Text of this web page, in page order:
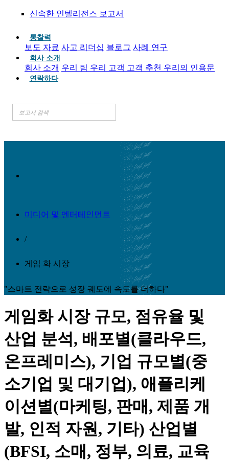
신속한 인텔리전스 보고서
통찰력
보도 자료 사고 리더십 블로그 사례 연구
회사 소개
회사 소개 우리 팀 우리 고객 고객 추천 우리의 인용문
연락하다
미디어 및 엔터테인먼트
/
게임 화 시장
"스마트 전략으로 성장 궤도에 속도를 더하다"
게임화 시장 규모, 점유율 및
산업 분석, 배포별(클라우드,
온프레미스), 기업 규모별(중
소기업 및 대기업), 애플리케
이션별(마케팅, 판매, 제품 개
발, 인적 자원, 기타) 산업별
(BFSI, 소매, 정부, 의료, 교육